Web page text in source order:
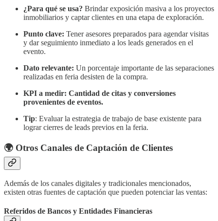
¿Para qué se usa? Brindar exposición masiva a los proyectos
inmobiliarios y captar clientes en una etapa de exploración.
Punto clave: Tener asesores preparados para agendar visitas
y dar seguimiento inmediato a los leads generados en el
evento.
Dato relevante: Un porcentaje importante de las separaciones
realizadas en feria desisten de la compra.
KPI a medir: Cantidad de citas y conversiones
provenientes de eventos.
Tip: Evaluar la estrategia de trabajo de base existente para
lograr cierres de leads previos en la feria.
🌍 Otros Canales de Captación de Clientes
Además de los canales digitales y tradicionales mencionados,
existen otras fuentes de captación que pueden potenciar las ventas:
Referidos de Bancos y Entidades Financieras